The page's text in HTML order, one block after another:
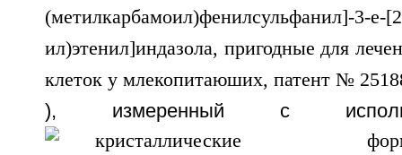
), измеренный с